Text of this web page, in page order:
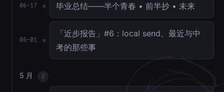
06-17 毕业总结——半个青春 • 前半抄 • 未来
06-01
「近步报告」#6：local send、最近与中
考的那些事
5 月 2